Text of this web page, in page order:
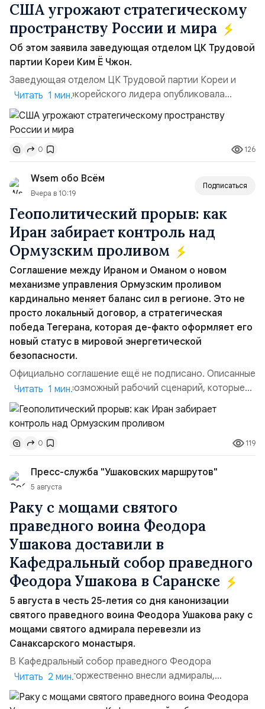
США угрожают стратегическому
пространству России и мира
Об этом заявила заведующая отделом ЦК Трудовой
партии Кореи Ким Ё Чжон.
Заведующая отделом ЦК Трудовой партии Кореи и
сестра северокорейского лидера опубликовала
заявление для прессы в ответ на проведение Токио
совместных с флотом США запусков крылатых ракет
Томагавк.«Япония отбросила обманчивую видимость
„исключительно оборонительной страны“ и выносит
вопрос о собственном ядерном вооружении на
всеобщее обозрение, одновреме...
Читать 1 мин.
0 126
Wsem обо Всём
Вчера в 10:19
Подписаться
Геополитический прорыв: как
Иран забирает контроль над
Ормузским проливом
Соглашение между Ираном и Оманом о новом
механизме управления Ормузским проливом
кардинально меняет баланс сил в регионе. Это не
просто локальный договор, а стратегическая
победа Тегерана, которая де-факто оформляет его
новый статус в мировой энергетической
безопасности.
Официально соглашение ещё не подписано. Описанные
пункты — это возможный рабочий сценарий, которые
скорее всего будут реализованы.Разбираем ключевые
тезисы и последствия этого соглашения:. 1. Новые
доли контроля (75 на 25). Было: Ранее Иран и Оман
контролировали пролив на паритетных началах —
50/50. Стало: Новое соглашение закрепляет за
Ираном...
Читать 1 мин.
0 119
Пресс-служба "Ушаковских маршрутов"
5 августа
Раку с мощами святого
праведного воина Феодора
Ушакова доставили в
Кафедральный собор праведного
Феодора Ушакова в Саранске
5 августа в честь 25-летия со дня канонизации
святого праведного воина Феодора Ушакова раку с
мощами святого адмирала перевезли из
Санаксарского монастыря.
В Кафедральный собор праведного Феодора
Ушакова раку торжественно внесли адмиралы,
участвовавшие в канонизации святого праведного
воина Феодора Ушакова 25 лет назад:Адмирал
Читать 2 мин.